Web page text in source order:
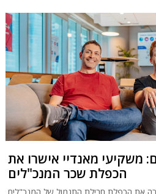
משקיעי מאנדיי אישרו את
הכפלת שכר המנכ"לים